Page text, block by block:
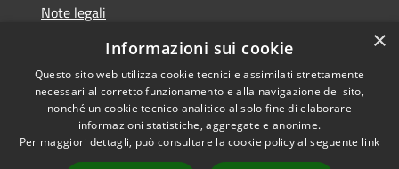
Note legali
Dichiarazione di accessibilità
Accessibilità
Copyright © 2026 • Comune di
Moscufo • Powered by
×
Informazioni sui cookie
Questo sito web utilizza cookie tecnici e assimilati strettamente
necessari al corretto funzionamento e alla navigazione del sito,
nonché un cookie tecnico analitico al solo fine di elaborare
informazioni statistiche, aggregate e anonime.
Per maggiori dettagli, può consultare la cookie policy al seguente link